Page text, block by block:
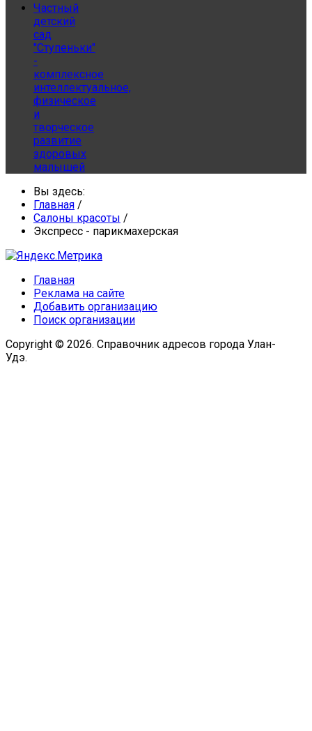
Частный
детский
сад
"Ступеньки"
-
комплексное
интеллектуальное,
физическое
и
творческое
развитие
здоровых
малышей
Вы здесь:
Главная /
Салоны красоты /
Экспресс - парикмахерская
Главная
Реклама на сайте
Добавить организацию
Поиск организации
Copyright © 2026. Справочник адресов города Улан-
Удэ.